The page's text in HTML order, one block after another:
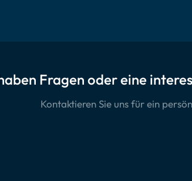
Fragen oder eine
Kontaktieren Sie uns für ein